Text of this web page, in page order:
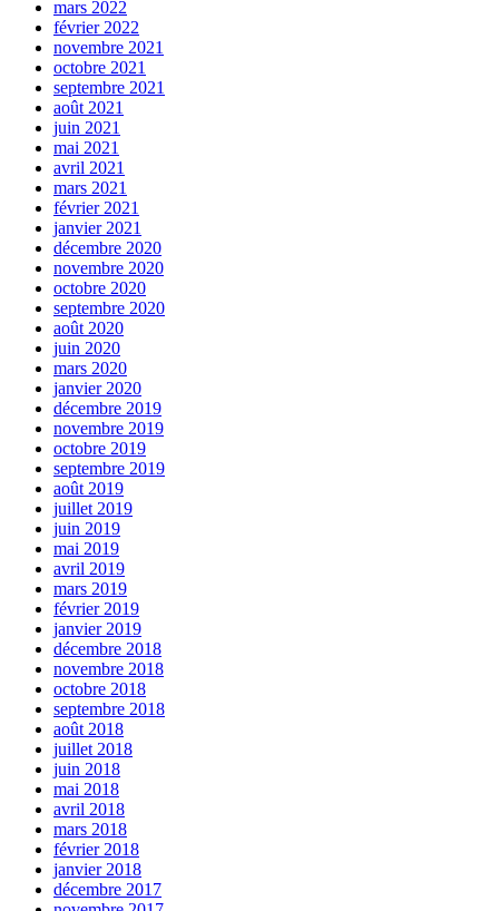
mars 2022
février 2022
novembre 2021
octobre 2021
septembre 2021
août 2021
juin 2021
mai 2021
avril 2021
mars 2021
février 2021
janvier 2021
décembre 2020
novembre 2020
octobre 2020
septembre 2020
août 2020
juin 2020
mars 2020
janvier 2020
décembre 2019
novembre 2019
octobre 2019
septembre 2019
août 2019
juillet 2019
juin 2019
mai 2019
avril 2019
mars 2019
février 2019
janvier 2019
décembre 2018
novembre 2018
octobre 2018
septembre 2018
août 2018
juillet 2018
juin 2018
mai 2018
avril 2018
mars 2018
février 2018
janvier 2018
décembre 2017